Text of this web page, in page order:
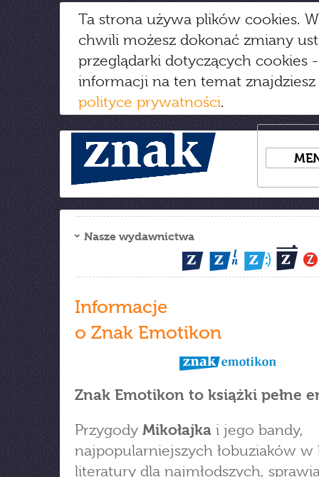
Ta strona używa plików cookies.
chwili możesz dokonać zmiany
przeglądarki dotyczących cookies
informacji na ten temat
polityce prywatności.
Nasze wydawnictwa
Informacje
o Znak Emotikon
Znak Emotikon to książki pełne
Przygody Mikołajka i jego bandy,
najpopularniejszych łobuziaków w
literatury dla najmłodszych,